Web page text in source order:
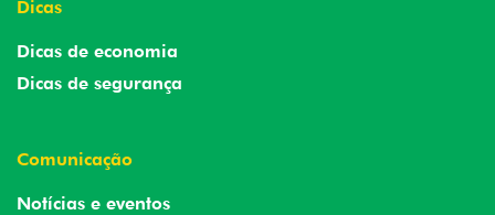
Dicas
Dicas de economia
Dicas de segurança
Comunicação
Notícias e eventos